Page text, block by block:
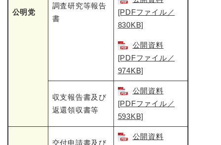
公明党
調査研究等報告
書
[PDFファイル／
830KB]
公開資料
[PDFファイル／
974KB]
収支報告書及び
返還領収書等
公開資料
[PDFファイル／
593KB]
交付申請書及び
公開資料